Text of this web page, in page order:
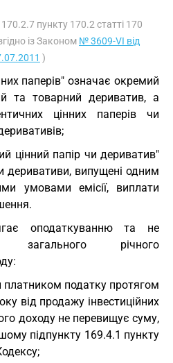
пункту 170.2 статті 170
із Законом № 3609-VI від
)
паперів" означає окремий
та товарний дериватив, а
цінних паперів чи
цінний папір чи дериватив"
деривативи, випущені одним
умовами емісії, виплати
оподаткуванню та не
річного
платником податку протягом
від продажу інвестиційних
доходу не перевищує суму,
підпункту 169.4.1 пункту